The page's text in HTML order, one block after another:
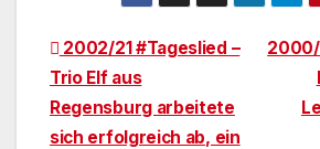
2000/
2002/21 #Tageslied –
Trio Elf aus
Regensburg arbeitete
sich erfolgreich ab, ein